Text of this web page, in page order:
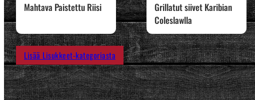
Mahtava Paistettu Riisi
Grillatut siivet Karibian
Coleslawlla
Lisää Lisukkeet-kategoriasta